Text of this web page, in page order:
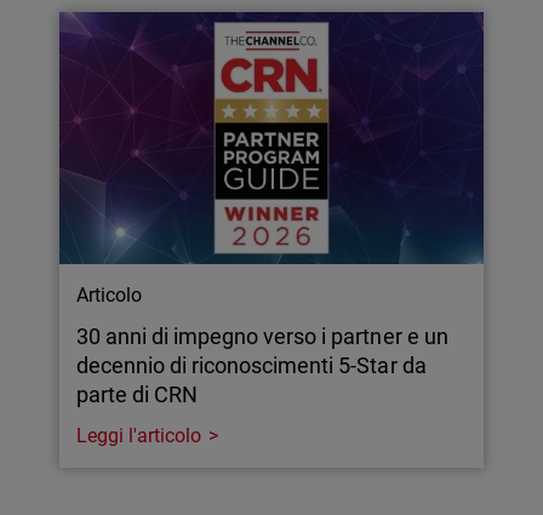
Articolo
30 anni di impegno verso i partner e un
decennio di riconoscimenti 5-Star da
parte di CRN
Leggi l'articolo